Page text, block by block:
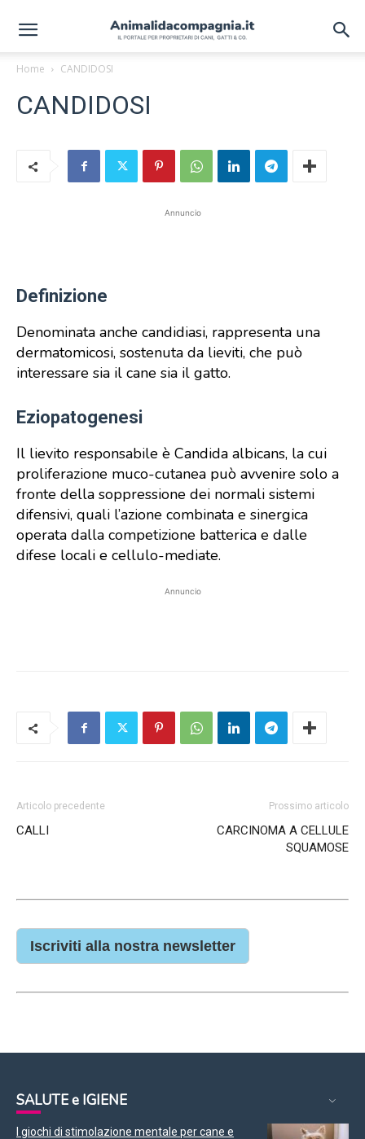
Home CANDIDOSI
CANDIDOSI
Annuncio
Definizione
Denominata anche candidiasi, rappresenta una
dermatomicosi, sostenuta da lieviti, che può
interessare sia il cane sia il gatto.
Eziopatogenesi
Il lievito responsabile è Candida albicans, la cui
proliferazione muco-cutanea può avvenire solo a
fronte della soppressione dei normali sistemi
difensivi, quali l’azione combinata e sinergica
operata dalla competizione batterica e dalle
difese locali e cellulo-mediate.
Annuncio
Articolo precedente
CALLI
Prossimo articolo
CARCINOMA A CELLULE
SQUAMOSE
Iscriviti alla nostra newsletter
SALUTE e IGIENE
I giochi di stimolazione mentale per cane e